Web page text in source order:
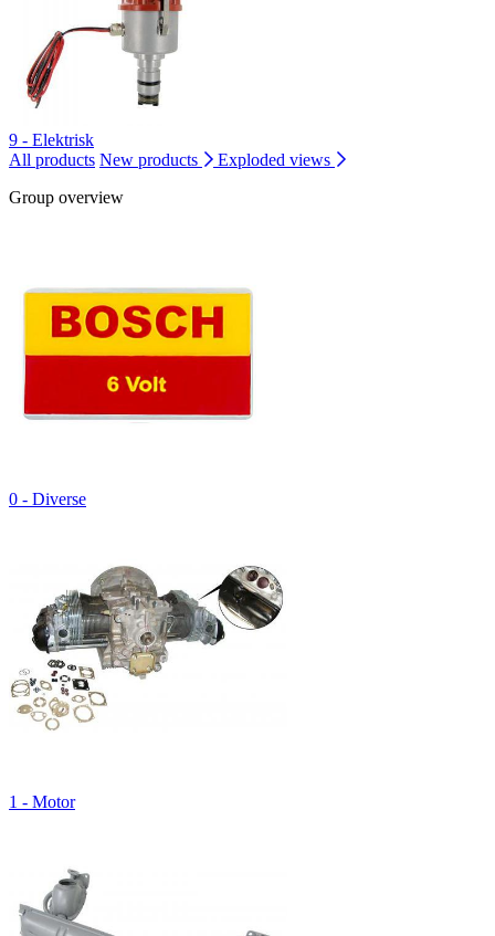
9 - Elektrisk
All products New products
Exploded views
Group overview
0 - Diverse
1 - Motor